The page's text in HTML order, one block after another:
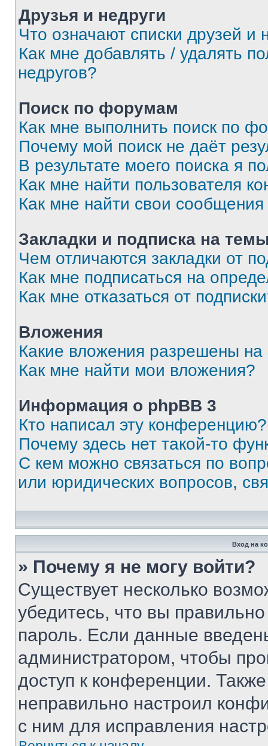
Друзья и недруги
Что означают списки друзей и
Как мне добавлять / удалять
недругов?
Поиск по форумам
Как мне выполнить поиск по
Почему мой поиск не даёт
В результате моего поиска я
Как мне найти пользователя
Как мне найти свои
Закладки и подписка на
Чем отличаются закладки от
Как мне подписаться на
Как мне отказаться от
Вложения
Какие вложения разрешены
Как мне найти мои вложения?
Информация о phpBB 3
Кто написал эту конференцию?
Почему здесь нет такой-то
С кем можно связаться по
или юридических вопросов,
Вход на
» Почему я не могу войти?
Существует несколько
убедитесь, что вы
пароль. Если данные
администратором, чтобы
доступ к конференции.
неправильно настроил
с ним для исправления